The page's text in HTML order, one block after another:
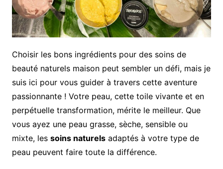
Choisir les bons ingrédients pour des soins de
beauté naturels maison peut sembler un défi, mais je
suis ici pour vous guider à travers cette aventure
passionnante ! Votre peau, cette toile vivante et en
perpétuelle transformation, mérite le meilleur. Que
vous ayez une peau grasse, sèche, sensible ou
mixte, les soins naturelsadaptés à votre type de
peau peuvent faire toute la différence.